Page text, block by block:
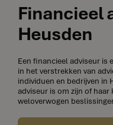
Financieel
Heusden
Een financieel adviseur is
in het verstrekken van
individuen en bedrijven in
adviseur is om zijn of
weloverwogen